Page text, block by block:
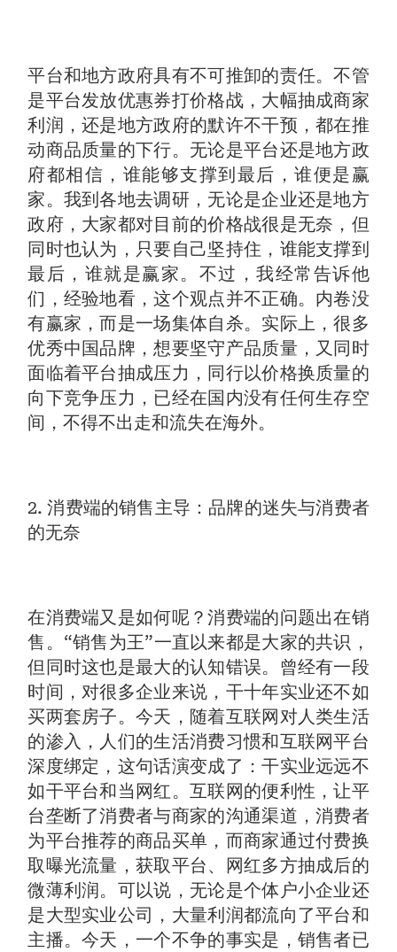
平台和地方政府具有不可推卸的责任。不管
是平台发放优惠券打价格战，大幅抽成商家
利润，还是地方政府的默许不干预，都在推
动商品质量的下行。无论是平台还是地方政
府都相信，谁能够支撑到最后，谁便是赢
家。我到各地去调研，无论是企业还是地方
政府，大家都对目前的价格战很是无奈，但
同时也认为，只要自己坚持住，谁能支撑到
最后，谁就是赢家。不过，我经常告诉他
们，经验地看，这个观点并不正确。内卷没
有赢家，而是一场集体自杀。实际上，很多
优秀中国品牌，想要坚守产品质量，又同时
面临着平台抽成压力，同行以价格换质量的
向下竞争压力，已经在国内没有任何生存空
间，不得不出走和流失在海外。
2. 消费端的销售主导：品牌的迷失与消费者
的无奈
在消费端又是如何呢？消费端的问题出在销
售。“销售为王”一直以来都是大家的共识，
但同时这也是最大的认知错误。曾经有一段
时间，对很多企业来说，干十年实业还不如
买两套房子。今天，随着互联网对人类生活
的渗入，人们的生活消费习惯和互联网平台
深度绑定，这句话演变成了：干实业远远不
如干平台和当网红。互联网的便利性，让平
台垄断了消费者与商家的沟通渠道，消费者
为平台推荐的商品买单，而商家通过付费换
取曝光流量，获取平台、网红多方抽成后的
微薄利润。可以说，无论是个体户小企业还
是大型实业公司，大量利润都流向了平台和
主播。今天，一个不争的事实是，销售者已